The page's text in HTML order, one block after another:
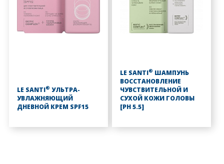
LE SANTI® УЛЬТРА-
УВЛАЖНЯЮЩИЙ
ДНЕВНОЙ КРЕМ SPF15
LE SANTI® ШАМПУНЬ
ВОССТАНОВЛЕНИЕ
ЧУВСТВИТЕЛЬНОЙ И
СУХОЙ КОЖИ ГОЛОВЫ
[PH 5.5]